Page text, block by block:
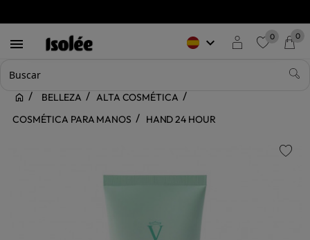
 keyboard_arrow_down 0 0
BELLEZA
ALTA COSMÉTICA
COSMÉTICA PARA MANOS
HAND 24 HOUR